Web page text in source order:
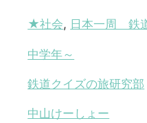
★社会, 日本一周 鉄
中学年～
鉄道クイズの旅研究部
中山けーしょー